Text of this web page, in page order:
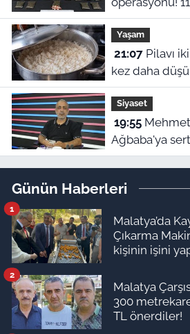
uyuşturucu
Yaşam
21:07Pilavı ikinci kez ısıtanlar bir
kez daha
riski var
Siyaset
19:55Mehmet Aydın'dan Veli
Ağbaba'ya
hukukun
Günün Haberleri
Malatya’da
Çıkarma
kişinin işini
1
Malatya
300
TL önerdiler!
2